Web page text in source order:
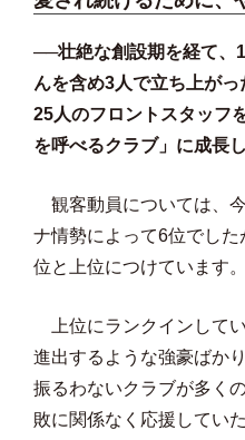
──壮絶な創設期を経て、
んを含め3人で立ち上が
25人のフロントスタッフ
を呼べるクラブ」に成長
観客動員については、
ナ情勢によって6位でし
位と上位につけています。
上位にランクインして
進出するような強豪ばか
振るわないクラブが多く
敗に関係なく応援してい